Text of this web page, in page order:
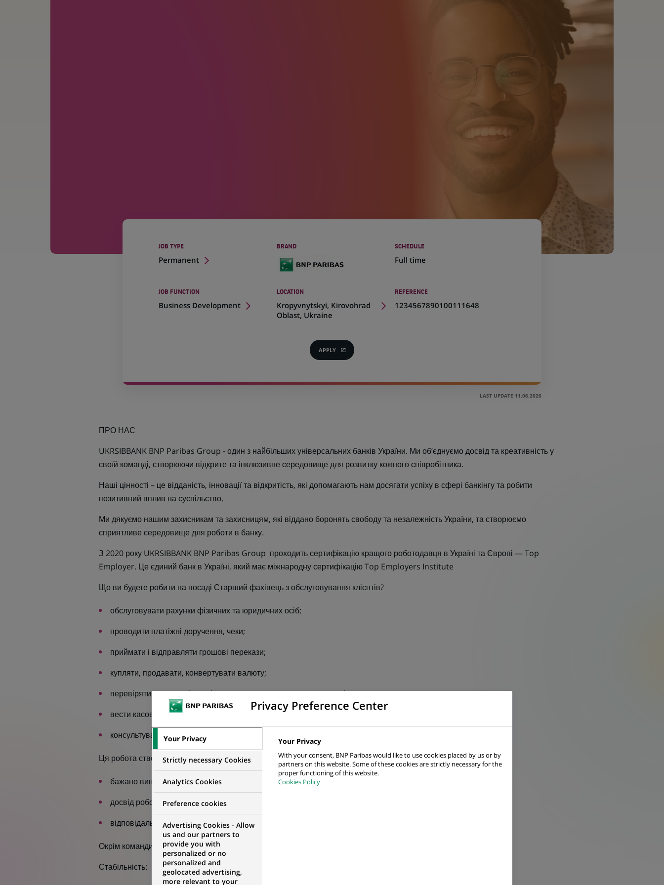
JOB TYPE
Permanent
BRAND SCHEDULE
Full time
JOB FUNCTION
Business Development
LOCATION
Kropyvnytskyi, Kirovohrad
Oblast, Ukraine
(Opens
in
REFERENCE
1234567890100111648
APPLY(OPENS
IN
LAST UPDATE 11.06.2026
ПРО НАС
UKRSIBBANK BNP Paribas Group - один з найбільших універсальних банків України. Ми об’єднуємо досвід та креативність у
своїй команді, створюючи відкрите та інклюзивне середовище для розвитку кожного співробітника.
Наші цінності – це відданість, інновації та відкритість, які допомагають нам досягати успіху в сфері банкінгу та робити
позитивний вплив на суспільство.
Ми дякуємо нашим захисникам та захисницям, які віддано боронять свободу та незалежність України, та створюємо
сприятливе середовище для роботи в банку.
З 2020 року UKRSIBBANK BNP Paribas Group проходить сертифікацію кращого роботодавця в Україні та Європі — Top
Employer. Це єдиний банк в Україні, який має міжнародну сертифікацію Top Employers Institute
Що ви будете робити на посаді Старший фахівець з обслуговування клієнтів?
обслуговувати рахунки фізичних та юридичних осіб;
проводити платіжні доручення, чеки;
приймати і відправляти грошові перекази;
купляти, продавати, конвертувати валюту;
перевіряти правильність оформлення розрахункових документів;
вести касову звітності;
консультувати клієнтів.
Ця робота створена саме для вас, якщо ви маєте:
бажано вищу освіту за економічним напрямом;
досвід роботи від 6 місяців у банку;
відповідальний, комунікабельний, стресостійкий, уважний.
Окрім команди однодумців та цікавої роботи ви отримаєте:
Стабільність:
Privacy Preference Center
Your Privacy
Strictly necessary Cookies
Analytics Cookies
Preference cookies
Advertising Cookies - Allow
us and our partners to
provide you with
personalized or no
personalized and
geolocated advertising,
more relevant to your
Your Privacy
With your consent, BNP Paribas would like to use cookies placed by us or by
partners on this website. Some of these cookies are strictly necessary for the
proper functioning of this website.
Cookies Policy